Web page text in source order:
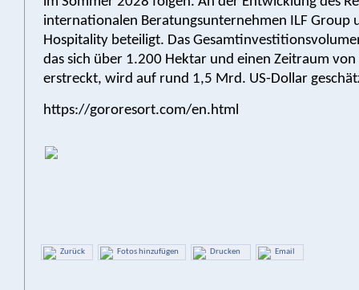
internationalen Beratungsunternehmen ILF Group
Hospitality beteiligt. Das
das sich über 1.200 Hektar und einen Zeitraum von
erstreckt, wird auf rund 1,5 Mrd. US-Dollar
https://gororesort.com/en.html
Zurück Fotos hinzufügen Drucken Email